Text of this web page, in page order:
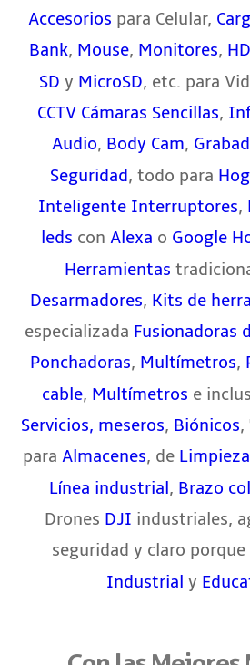
Accesorios para Celular,
Bank, Mouse, Monitores,
SD y MicroSD, etc. para
CCTV Cámaras Sencillas,
Audio, Body Cam,
Seguridad, todo para
Inteligente Interruptores,
leds con Alexa o Google
Herramientas
Desarmadores, Kits de
especializada Fusionadoras
Ponchadoras, Multímetros,
cable, Multímetros e
Servicios, meseros, Biónicos,
para Almacenes, de
Línea industrial, Brazo
Drones DJI industriales,
seguridad y claro
Industrial y